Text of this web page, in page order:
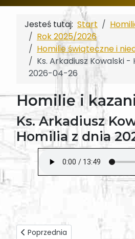
Jesteś tutaj: Start
Rok 2025/2026
Homilie świąteczne i
Ks. Arkadiusz Kowalski -
2026-04-26
Homilie i
Ks. Arkadiusz
Homilia z dnia
Poprzednia strona: Ks.
Poprzednia